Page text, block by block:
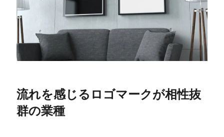
流れを感じるロゴマークが相性抜
群の業種